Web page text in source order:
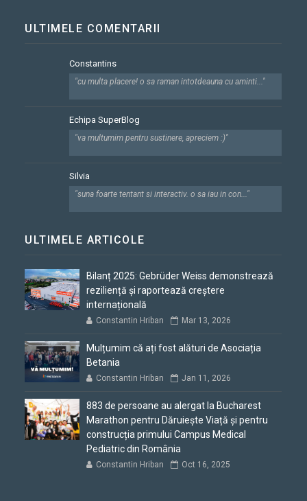
ULTIMELE COMENTARII
Constantins
"cu multa placere! o sa raman intotdeauna cu aminti..."
Echipa SuperBlog
"va multumim pentru sustinere, apreciem :)"
Silvia
"suna foarte tentant si interactiv. o sa iau in con..."
ULTIMELE ARTICOLE
Bilanț 2025: Gebrüder Weiss demonstrează
reziliență și raportează creștere
internațională
Constantin Hriban Mar 13, 2026
Mulțumim că ați fost alături de Asociația
Betania
Constantin Hriban Jan 11, 2026
883 de persoane au alergat la Bucharest
Marathon pentru Dăruiește Viață și pentru
construcția primului Campus Medical
Pediatric din România
Constantin Hriban Oct 16, 2025